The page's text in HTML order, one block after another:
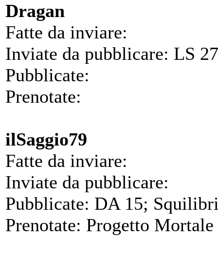
Dragan
Fatte da inviare:
Inviate da pubblicare: LS 27
Pubblicate:
Prenotate:
ilSaggio79
Fatte da inviare:
Inviate da pubblicare:
Pubblicate: DA 15;
Prenotate: Progetto